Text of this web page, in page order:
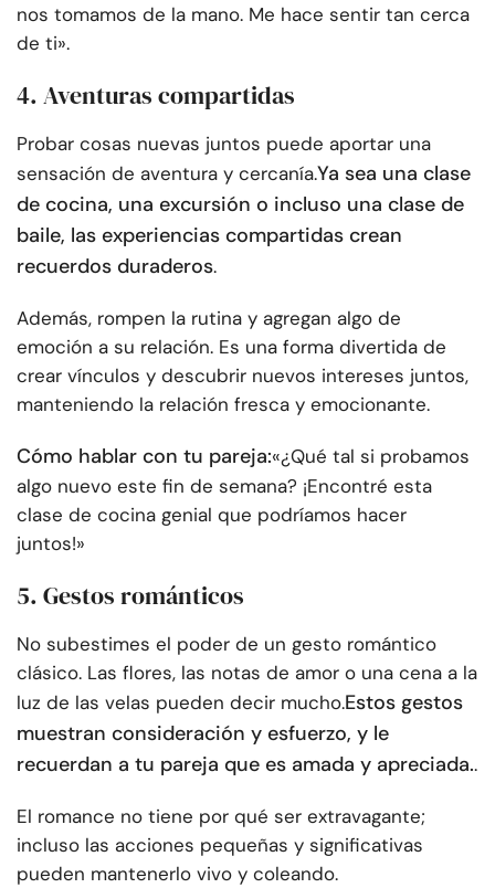
nos tomamos de la mano. Me hace sentir tan cerca
de ti».
4. Aventuras compartidas
Probar cosas nuevas juntos puede aportar una
sensación de aventura y cercanía.Ya sea una clase
de cocina, una excursión o incluso una clase de
baile, las experiencias compartidas crean
recuerdos duraderos.
Además, rompen la rutina y agregan algo de
emoción a su relación. Es una forma divertida de
crear vínculos y descubrir nuevos intereses juntos,
manteniendo la relación fresca y emocionante.
Cómo hablar con tu pareja:«¿Qué tal si probamos
algo nuevo este fin de semana? ¡Encontré esta
clase de cocina genial que podríamos hacer
juntos!»
5. Gestos románticos
No subestimes el poder de un gesto romántico
clásico. Las flores, las notas de amor o una cena a la
luz de las velas pueden decir mucho.Estos gestos
muestran consideración y esfuerzo, y le
recuerdan a tu pareja que es amada y apreciada..
El romance no tiene por qué ser extravagante;
incluso las acciones pequeñas y significativas
pueden mantenerlo vivo y coleando.